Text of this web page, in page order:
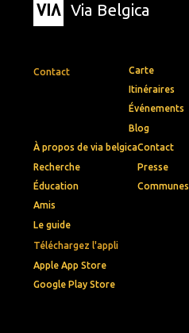
Via Belgica
Contact
Téléchargez l'appli
Apple App Store
Google Play Store
Carte
Itinéraires
Événements
Blog
À propos de via belgica
Recherche
Éducation
Amis
Le guide
Contact
Presse
Communes